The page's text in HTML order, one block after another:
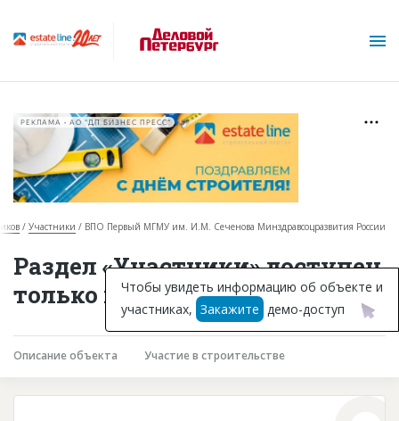
Горячие объекты
База строящихся объектов
Инвестпроекты
Глоссарий
РЕКЛАМА • АО "ДП БИЗНЕС ПРЕСС"
Участники ВПО Первый МГМУ им. И.М. Сеченова Минздравсоцразвития России
Раздел «Участники» доступен
только подписчикам
Описание объекта Участие в строительстве
Чтобы увидеть информацию об объекте и
участниках, Закажите демо-доступ